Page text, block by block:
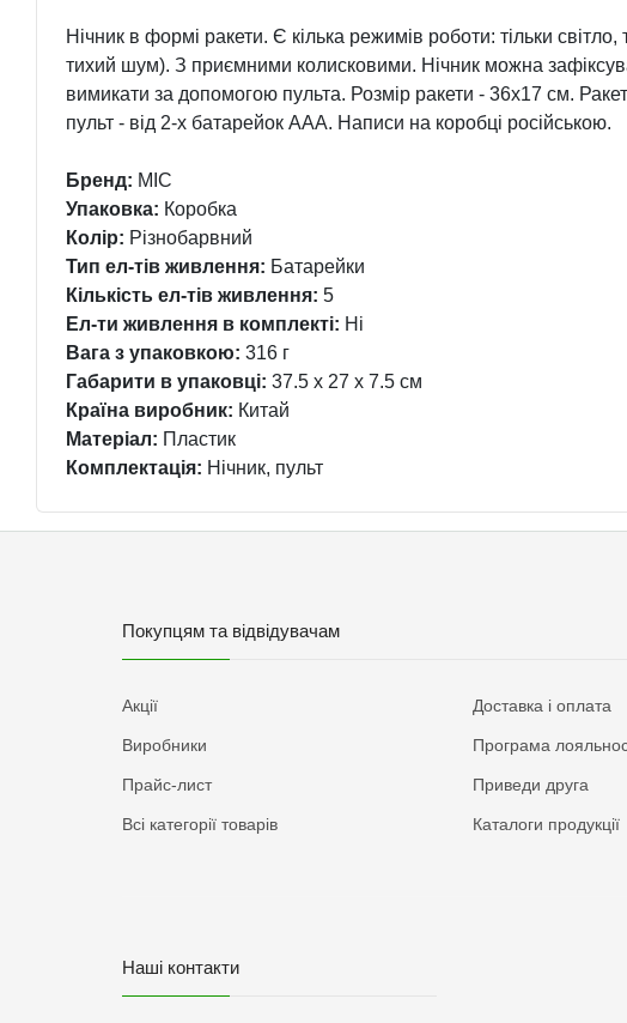
Нічник в формі ракети. Є кілька режимів роботи: тільки світло,
тихий шум). З приємними колисковими. Нічник можна
вимикати за допомогою пульта. Розмір ракети - 36х17 см.
пульт - від 2-х батарейок ААА. Написи на коробці російською.
Бренд: MIC
Упаковка: Коробка
Колір: Різнобарвний
Тип ел-тів живлення: Батарейки
Кількість ел-тів живлення: 5
Ел-ти живлення в комплекті: Ні
Вага з упаковкою: 316 г
Габарити в упаковці: 37.5 x 27 x 7.5 см
Країна виробник: Китай
Матеріал: Пластик
Комплектація: Нічник, пульт
Покупцям та відвідувачам
Акції
Виробники
Прайс-лист
Всі категорії товарів
Доставка і оплата
Програма
Приведи друга
Каталоги продукції
Наші контакти